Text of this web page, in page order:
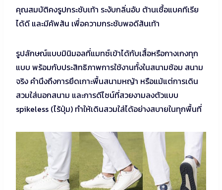
คุณสมบัติคงรูปกระชับเท้า ระงับกลิ่นอับ ต้านเชื้อแบคทีเรีย
ได้ดี และมีคัพส้น เพื่อความกระชับพอดีส้นเท้า
รูปลักษณ์แบบมินิมอลที่แมทซ์เข้าได้กับเสื้อหรือกางเกงทุก
แบบ พร้อมกับประสิทธิภาพการใช้งานทั้งในสนามซ้อม สนาม
จริง คำนึงถึงการยึดเกาะพื้นสนามหญ้า หรือแม้แต่การเดิน
สวมใส่นอกสนาม และการดีไซน์ที่สวยงามลงตัวแบบ
spikeless (ไร้ปุ่ม) ทำให้เดินสวมใส่ได้อย่างสบายในทุกพื้นที่